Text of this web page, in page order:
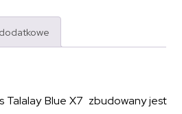
Talalay Blue X7 zbudowany jest